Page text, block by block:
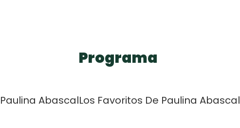
Paulina Abascal
Programa
Los Favoritos De Paulina Abascal